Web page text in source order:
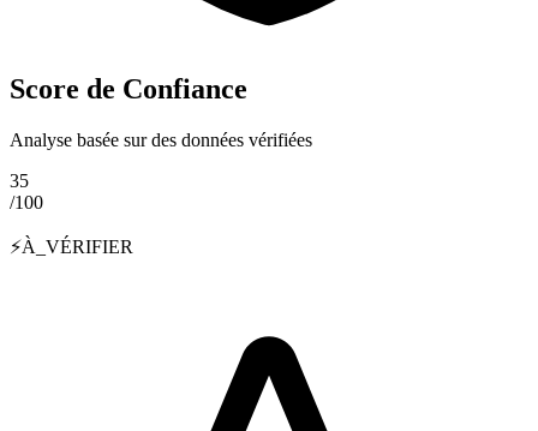
Score de Confiance
Analyse basée sur des données vérifiées
35
/100
⚡À_VÉRIFIER